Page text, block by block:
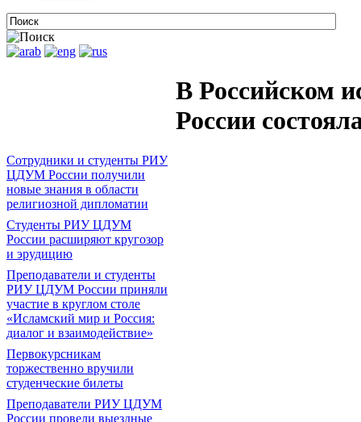
В Российском
России
Сотрудники и студенты РИУ
ЦДУМ России получили
новые знания в области
религиозной дипломатии
Студенты РИУ ЦДУМ
России расширяют кругозор
и эрудицию
Преподаватели и студенты
РИУ ЦДУМ России приняли
участие в круглом столе
«Исламский мир и Россия:
диалог и взаимодействие»
Первокурсникам
торжественно вручили
студенческие билеты
Преподаватели РИУ ЦДУМ
России провели выездные